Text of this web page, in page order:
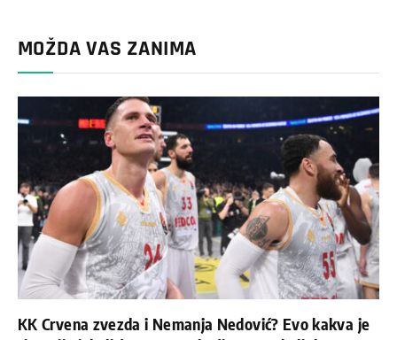
MOŽDA VAS ZANIMA
KK Crvena zvezda i Nemanja Nedović? Evo kakva je